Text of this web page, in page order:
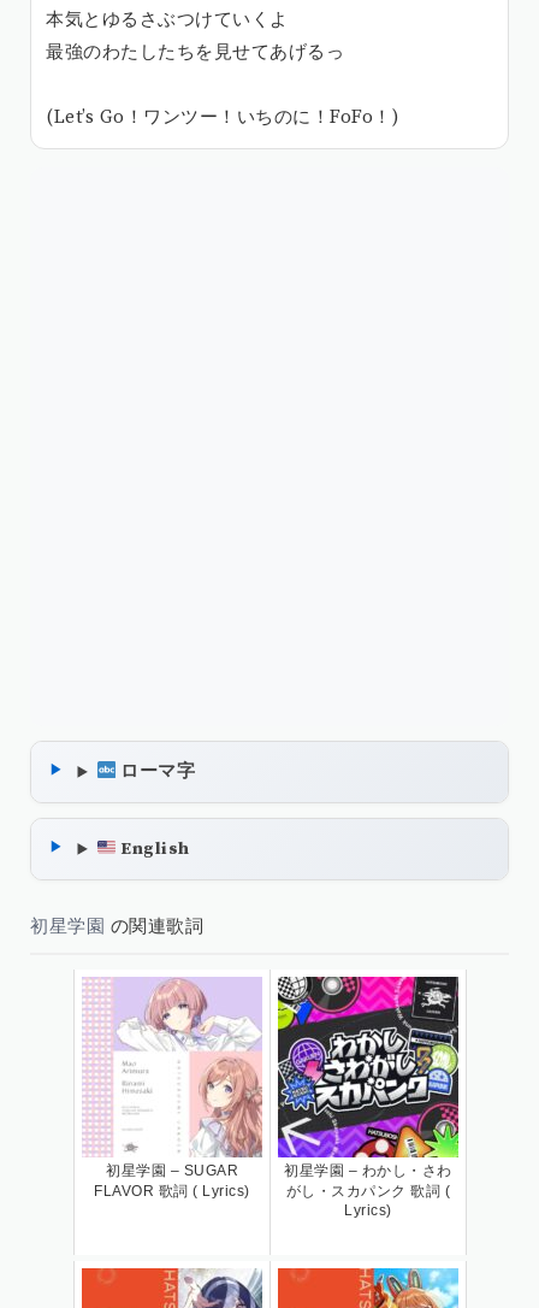
本気とゆるさぶつけていくよ
最強のわたしたちを見せてあげるっ
(Let’s Go！ワンツー！いちのに！FoFo！)
ローマ字
English
初星学園 の関連歌詞
初星学園 – SUGAR
FLAVOR 歌詞 ( Lyrics)
初星学園 – わかし・さわ
がし・スカパンク 歌詞 (
Lyrics)